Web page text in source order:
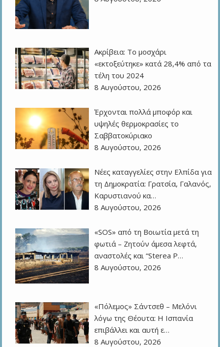
Ακρίβεια: Το μοσχάρι
«εκτοξεύτηκε» κατά 28,4% από τα
τέλη του 2024
8 Αυγούστου, 2026
Έρχονται πολλά μποφόρ και
υψηλές θερμοκρασίες το
Σαββατοκύριακο
8 Αυγούστου, 2026
Νέες καταγγελίες στην Ελπίδα για
τη Δημοκρατία: Γρατσία, Γαλανός,
Καρυστιανού κα…
8 Αυγούστου, 2026
«SOS» από τη Βοιωτία μετά τη
φωτιά – Ζητούν άμεσα λεφτά,
αναστολές και “Sterea P…
8 Αυγούστου, 2026
«Πόλεμος» Σάντσεθ – Μελόνι
λόγω της Θέουτα: Η Ισπανία
επιβάλλει και αυτή ε…
8 Αυγούστου, 2026